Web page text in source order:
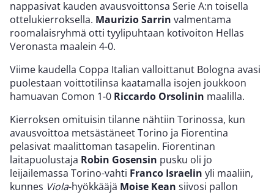
nappasivat kauden avausvoittonsa Serie A:n toisella
ottelukierroksella. Maurizio Sarrin valmentama
roomalaisryhmä otti tyylipuhtaan kotivoiton Hellas
Veronasta maalein 4-0.
Viime kaudella Coppa Italian valloittanut Bologna avasi
puolestaan voittotilinsa kaatamalla isojen joukkoon
hamuavan Comon 1-0 Riccardo Orsolinin maalilla.
Kierroksen omituisin tilanne nähtiin Torinossa, kun
avausvoittoa metsästäneet Torino ja Fiorentina
pelasivat maalittoman tasapelin. Fiorentinan
laitapuolustaja Robin Gosensin pusku oli jo
leijailemassa Torino-vahti Franco Israelin yli maaliin,
kunnes Viola-hyökkääjä Moise Kean siivosi pallon